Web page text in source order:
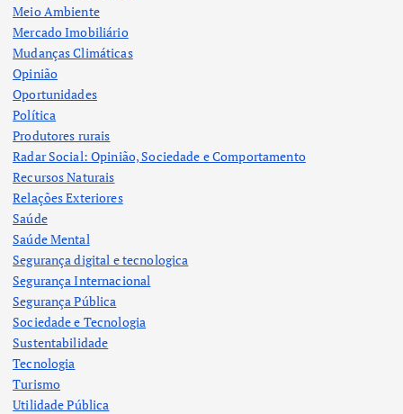
Meio Ambiente
Mercado Imobiliário
Mudanças Climáticas
Opinião
Oportunidades
Política
Produtores rurais
Radar Social: Opinião, Sociedade e Comportamento
Recursos Naturais
Relações Exteriores
Saúde
Saúde Mental
Segurança digital e tecnologica
Segurança Internacional
Segurança Pública
Sociedade e Tecnologia
Sustentabilidade
Tecnologia
Turismo
Utilidade Pública